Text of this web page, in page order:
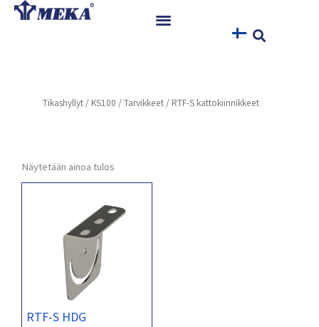
Siirry
Referenssit
Yhteystiedot
Tikashyllyt / KS100 /Tarvikkeet / RTF-S kattokiinnikkeet
Näytetään ainoa tulos
RTF-S HDG